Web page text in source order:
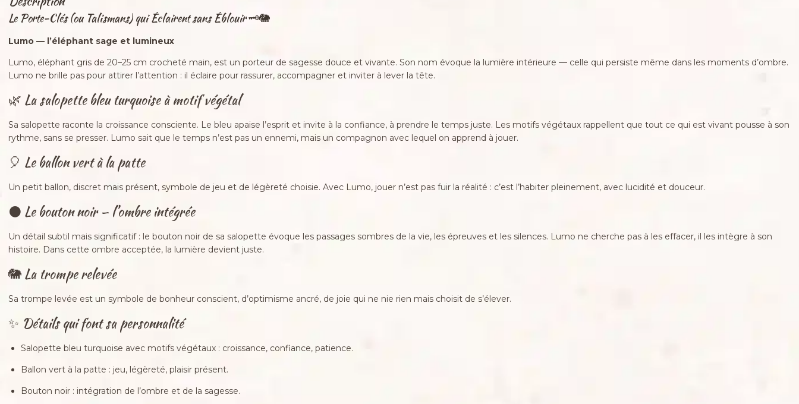
Le Porte-Clés (ou Talismans) qui Éclairent sans Éblouir 🗝️🐘
Lumo — l’éléphant sage et lumineux
Lumo, éléphant gris de 20–25 cm crocheté main, est un porteur de sagesse douce et vivante. Son nom évoque la lumière intérieure — celle qui persiste même dans les moments d’ombre.
Lumo ne brille pas pour attirer l’attention : il éclaire pour rassurer, accompagner et inviter à lever la tête.
🌿 La salopette bleu turquoise à motif végétal
Sa salopette raconte la croissance consciente. Le bleu apaise l’esprit et invite à la confiance, à prendre le temps juste. Les motifs végétaux rappellent que tout ce qui est vivant pousse à son
rythme, sans se presser. Lumo sait que le temps n’est pas un ennemi, mais un compagnon avec lequel on apprend à jouer.
🎈 Le ballon vert à la patte
Un petit ballon, discret mais présent, symbole de jeu et de légèreté choisie. Avec Lumo, jouer n’est pas fuir la réalité : c’est l’habiter pleinement, avec lucidité et douceur.
⚫ Le bouton noir — l’ombre intégrée
Un détail subtil mais significatif : le bouton noir de sa salopette évoque les passages sombres de la vie, les épreuves et les silences. Lumo ne cherche pas à les effacer, il les intègre à son
histoire. Dans cette ombre acceptée, la lumière devient juste.
🐘 La trompe relevée
Sa trompe levée est un symbole de bonheur conscient, d’optimisme ancré, de joie qui ne nie rien mais choisit de s’élever.
✨ Détails qui font sa personnalité
Salopette bleu turquoise avec motifs végétaux : croissance, confiance, patience.
Ballon vert à la patte : jeu, légèreté, plaisir présent.
Bouton noir : intégration de l’ombre et de la sagesse.